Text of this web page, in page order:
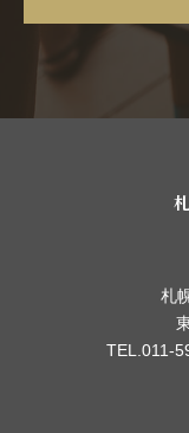
札
TEL.011-